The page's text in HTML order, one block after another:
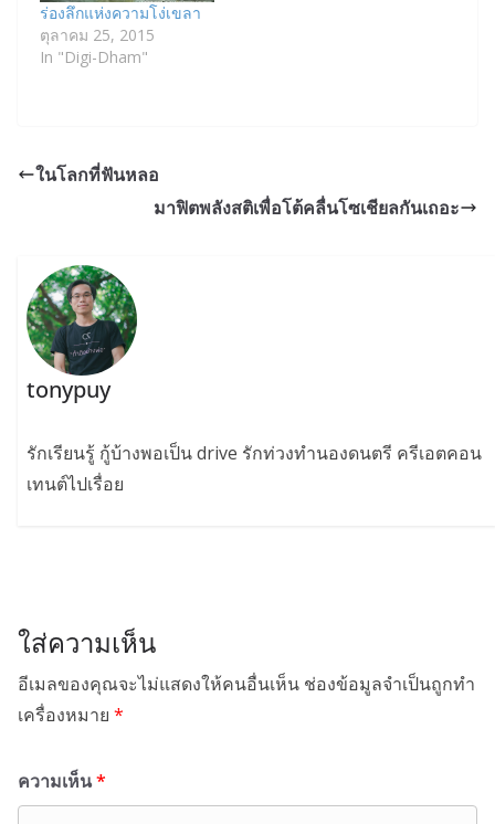
ร่องลึกแห่งความโง่เขลา
ตุลาคม 25, 2015
In "Digi-Dham"
ในโลกที่ฟันหลอ
มาฟิตพลังสติเพื่อโต้คลื่นโซเชียลกันเถอะ
tonypuy
รักเรียนรู้ กู้บ้างพอเป็น drive รักท่วงทำนองดนตรี ครีเอตคอน
เทนต์ไปเรื่อย
ใส่ความเห็น
อีเมลของคุณจะไม่แสดงให้คนอื่นเห็น ช่องข้อมูลจำเป็นถูกทำ
เครื่องหมาย *
ความเห็น*